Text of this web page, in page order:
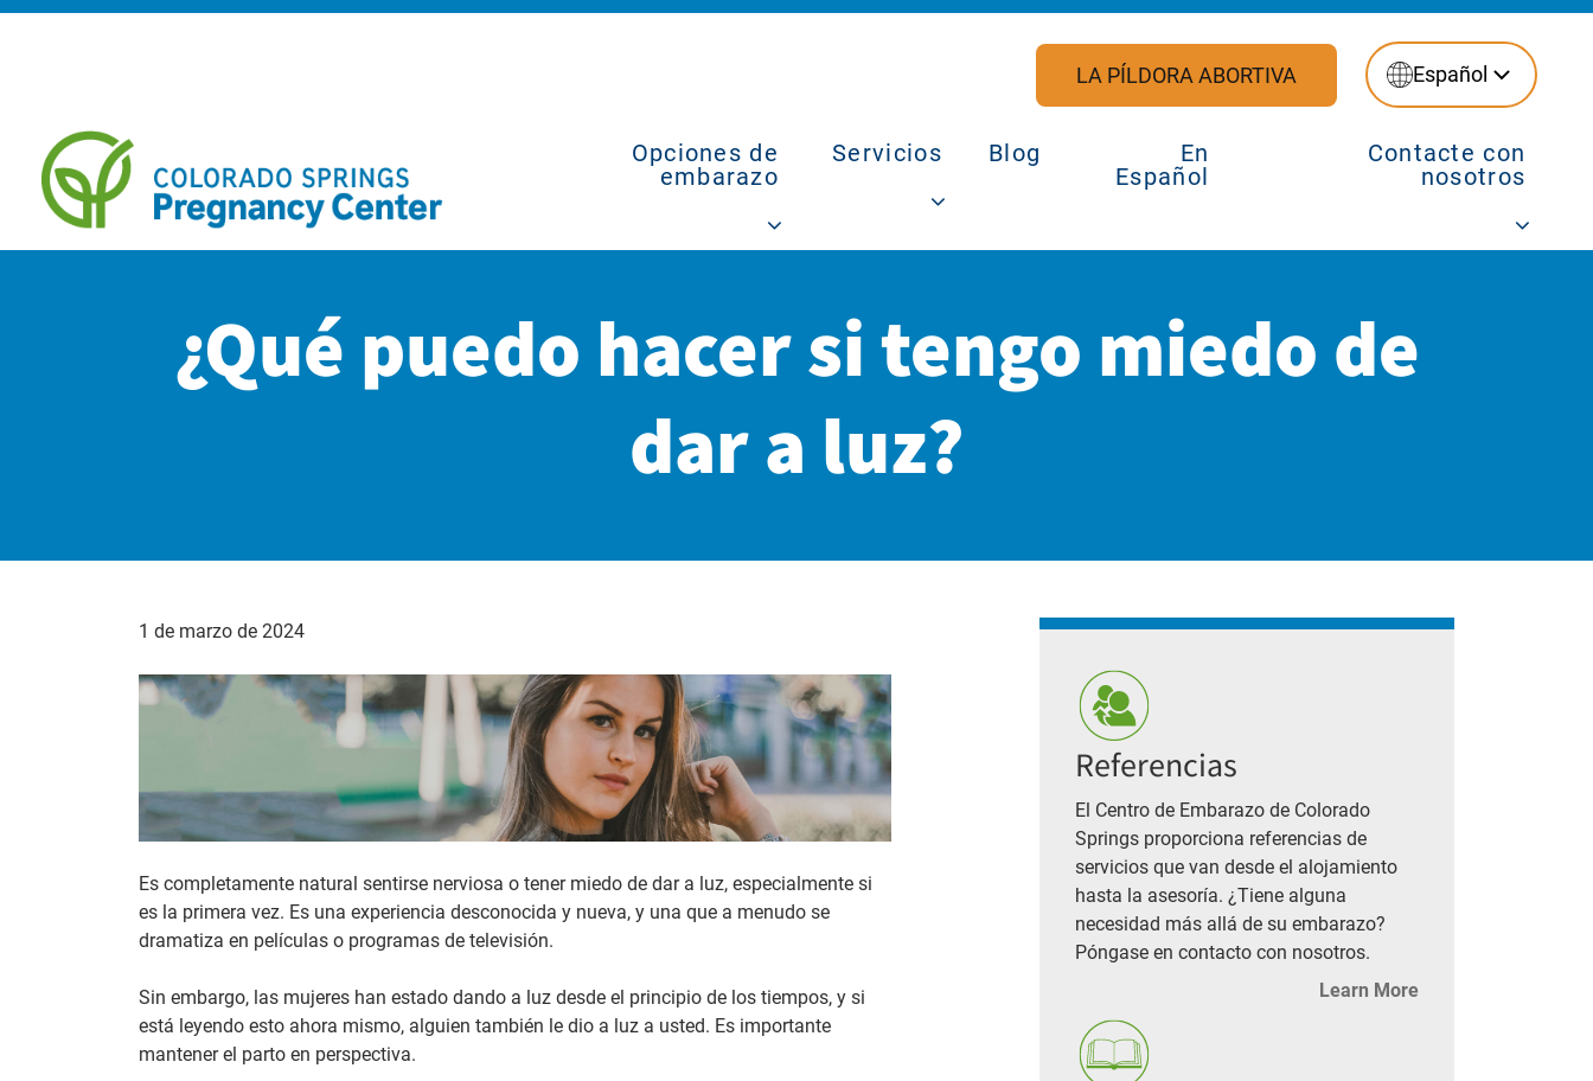
LA PÍLDORA ABORTIVA Español
Opciones de
embarazo
Servicios Blog
En
Español
Contacte con
nosotros
¿Qué puedo hacer si tengo miedo de
dar a luz?
1 de marzo de 2024
Es completamente natural sentirse nerviosa o tener miedo de dar a luz, especialmente si
es la primera vez. Es una experiencia desconocida y nueva, y una que a menudo se
dramatiza en películas o programas de televisión.
Sin embargo, las mujeres han estado dando a luz desde el principio de los tiempos, y si
está leyendo esto ahora mismo, alguien también le dio a luz a usted. Es importante
mantener el parto en perspectiva.
Referencias
El Centro de Embarazo de Colorado
Springs proporciona referencias de
servicios que van desde el alojamiento
hasta la asesoría. ¿Tiene alguna
necesidad más allá de su embarazo?
Póngase en contacto con nosotros.
Learn More